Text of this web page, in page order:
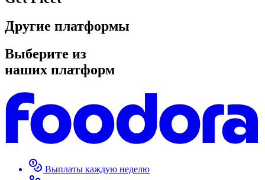
Другие платформы
Выберите из
наших платформ
Выплаты каждую неделю